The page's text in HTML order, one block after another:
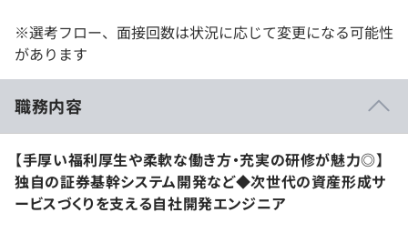
※選考フロー、面接回数は状況に応じて変更になる可能性
があります
職務内容
【手厚い福利厚生や柔軟な働き方・充実の研修が魅力◎】
独自の証券基幹システム開発など◆次世代の資産形成サ
ービスづくりを支える自社開発エンジニア